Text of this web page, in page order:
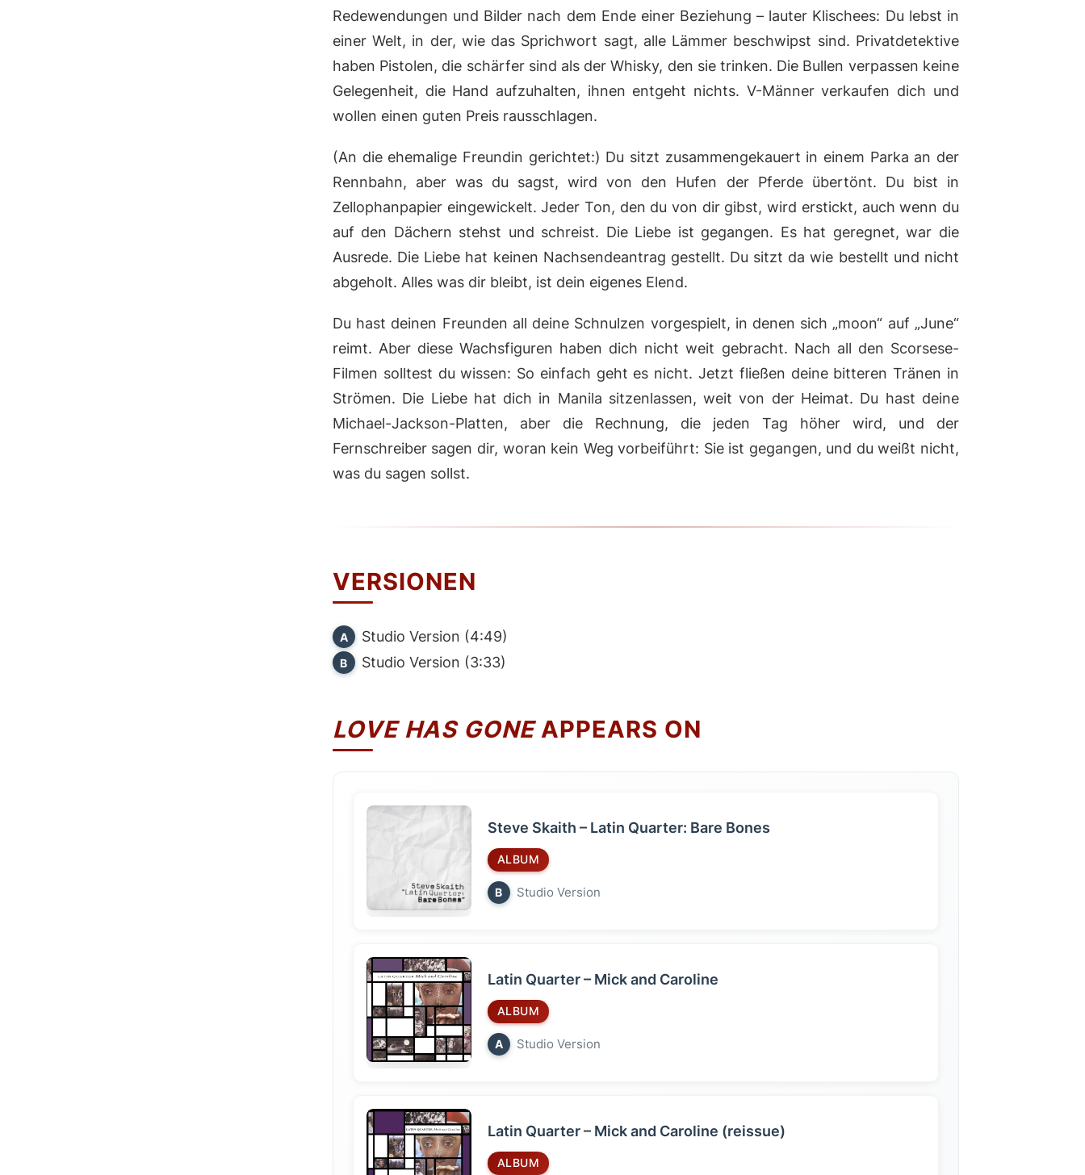
Redewendungen und Bilder nach dem Ende einer Beziehung – lauter Klischees: Du lebst in
einer Welt, in der, wie das Sprichwort sagt, alle Lämmer beschwipst sind. Privatdetektive
haben Pistolen, die schärfer sind als der Whisky, den sie trinken. Die Bullen verpassen keine
Gelegenheit, die Hand aufzuhalten, ihnen entgeht nichts. V-Männer verkaufen dich und
wollen einen guten Preis rausschlagen.
(An die ehemalige Freundin gerichtet:) Du sitzt zusammengekauert in einem Parka an der
Rennbahn, aber was du sagst, wird von den Hufen der Pferde übertönt. Du bist in
Zellophanpapier eingewickelt. Jeder Ton, den du von dir gibst, wird erstickt, auch wenn du
auf den Dächern stehst und schreist. Die Liebe ist gegangen. Es hat geregnet, war die
Ausrede. Die Liebe hat keinen Nachsendeantrag gestellt. Du sitzt da wie bestellt und nicht
abgeholt. Alles was dir bleibt, ist dein eigenes Elend.
Du hast deinen Freunden all deine Schnulzen vorgespielt, in denen sich „moon“ auf „June“
reimt. Aber diese Wachsfiguren haben dich nicht weit gebracht. Nach all den Scorsese-
Filmen solltest du wissen: So einfach geht es nicht. Jetzt fließen deine bitteren Tränen in
Strömen. Die Liebe hat dich in Manila sitzenlassen, weit von der Heimat. Du hast deine
Michael-Jackson-Platten, aber die Rechnung, die jeden Tag höher wird, und der
Fernschreiber sagen dir, woran kein Weg vorbeiführt: Sie ist gegangen, und du weißt nicht,
was du sagen sollst.
VERSIONEN
A Studio Version (4:49)
B Studio Version (3:33)
LOVE HAS GONEAPPEARS ON
Steve Skaith – Latin Quarter: Bare Bones
ALBUM
B Studio Version
Latin Quarter – Mick and Caroline
ALBUM
A Studio Version
Latin Quarter – Mick and Caroline (reissue)
ALBUM